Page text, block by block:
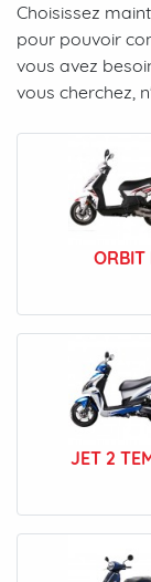
Choisissez
pour pouvoir
vous avez
vous cherchez,
ORBIT
JET 2